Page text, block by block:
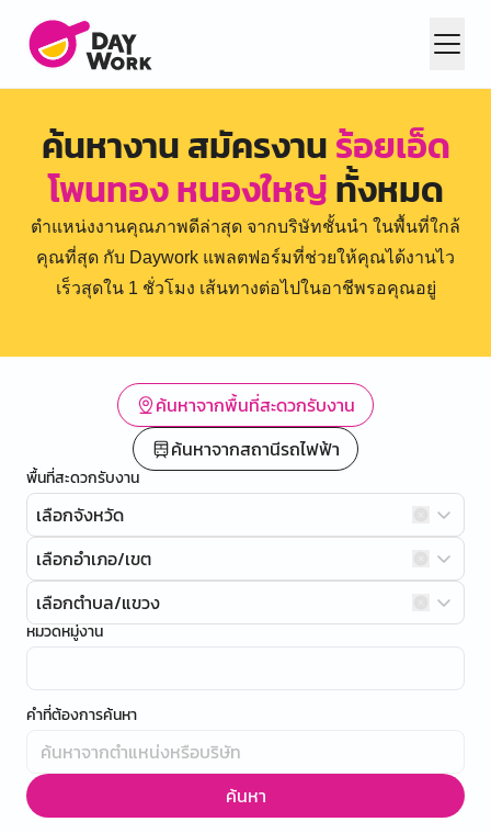
ค้นหางาน สมัครงานร้อยเอ็ด
โพนทอง หนองใหญ่ทั้งหมด
ตำแหน่งงานคุณภาพดีล่าสุด จากบริษัทชั้นนำ ในพื้นที่ใกล้
คุณที่สุด กับ Daywork แพลตฟอร์มที่ช่วยให้คุณได้งานไว
เร็วสุดใน 1 ชั่วโมง เส้นทางต่อไปในอาชีพรอคุณอยู่
ค้นหาจากพื้นที่สะดวกรับงาน
ค้นหาจากสถานีรถไฟฟ้า
พื้นที่สะดวกรับงาน
เลือกจังหวัด
เลือกอำเภอ/เขต
เลือกตำบล/แขวง
หมวดหมู่งาน
คำที่ต้องการค้นหา
ค้นหา